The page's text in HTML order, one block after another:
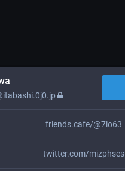
friends.cafe/@7io63
twitter.com/mizphses